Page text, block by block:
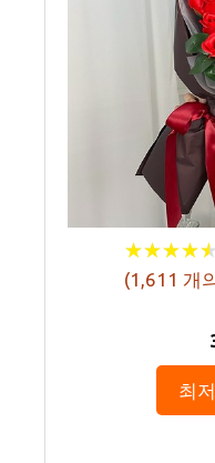
★★★★★
★★★★★
(1,611 개
최